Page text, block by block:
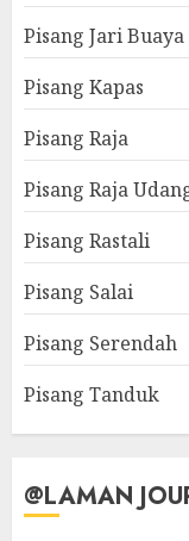
Pisang Jari Buaya
Pisang Kapas
Pisang Raja
Pisang Raja
Pisang Rastali
Pisang Salai
Pisang Serendah
Pisang Tanduk
@LAMAN